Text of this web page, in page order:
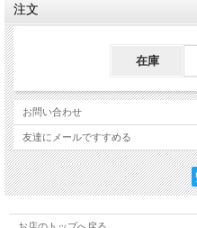
注文
在庫
お問い合わせ
友達にメールですすめる